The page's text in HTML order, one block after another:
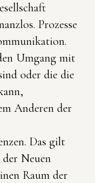
Prozesse
Umgang mit
oder die die
Anderen der
Das gilt
Neuen
Raum der